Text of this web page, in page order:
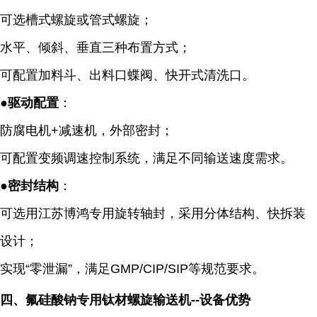
可选槽式螺旋或管式螺旋；
水平、倾斜、垂直三种布置方式；
可配置加料斗、出料口蝶阀、快开式清洗口。
●驱动配置 ：
防腐电机+减速机，外部密封；
可配置变频调速控制系统，满足不同输送速度需求。
●密封结构 ：
可选用江苏博鸿专用旋转轴封，采用分体结构、快拆装
设计；
实现“零泄漏” ，满足 GMP/CIP/SIP等规范要求。
四 、氟硅酸钠专用钛材螺旋输送机--设备优势